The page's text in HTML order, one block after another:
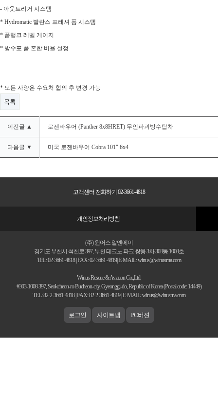
- 아웃트리거 시스템
* Hydromatic 발란스 프레셔 폼 시스템
* 폼탱크 레벨 게이지
* 방수포 폼 혼합 비율 설정
* 모든 사양은 수요처 협의 후 변경 가능
목록
이전글 ▲ 로젠바우어 (Panther 8x8HRET) 무인파괴방수탑차
다음글 ▼ 미국 로젠바우어 Cobra 101" 6x4
고객센터 전화하기 02-3661-4818
개인정보처리방침
(주) 윈어스 알엔에이
경기도 부천시 석천로 397, 부천 테크노 파크 쌍용 3차 303동 1008호
TEL: 02-3661-4818 | FAX: 02-3661-4819| E-MAIL: winus@winusrna.com
Winus Rescue & Aviation Co.,Ltd.
#303-1008 397, Seokcheon-ro Bucheon-city, Gyeonggi-do, Republic of Korea (Postal code: 14449)
TEL: 82-2-3661-4818 | FAX: 82-2-3661-4819 | E-MAIL: winus@winusrna.com
로그인 사이트맵 PC버젼